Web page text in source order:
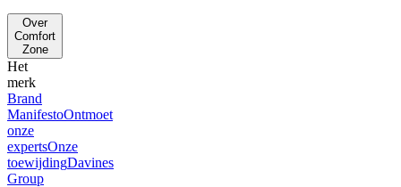
Over
Comfort
Zone
Het
merk
Brand
ManifestoOntmoet
onze
expertsOnze
toewijdingDavines
Group